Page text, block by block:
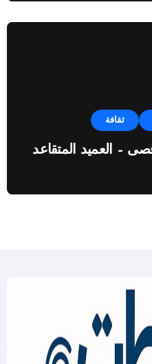
ثقافة
– العميد المتقاعد